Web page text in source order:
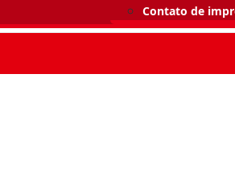
Contato de